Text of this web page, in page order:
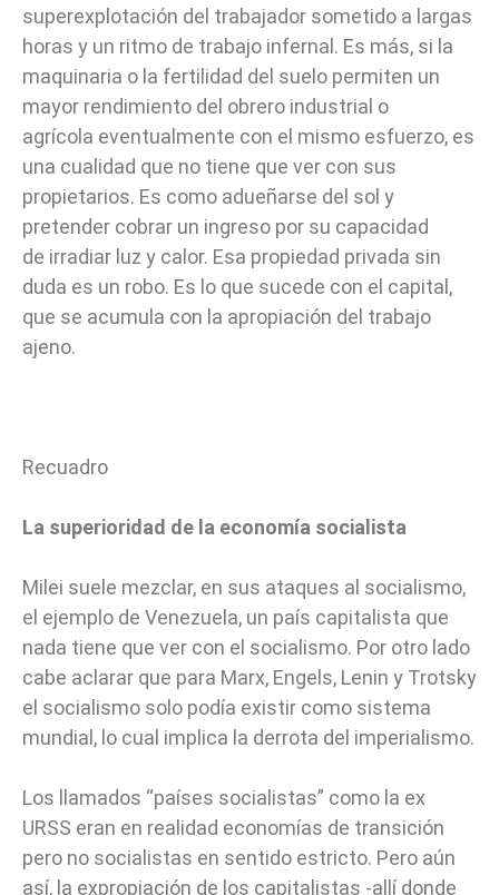
superexplotación del trabajador sometido a largas
horas y un ritmo de trabajo infernal. Es más, si la
maquinaria o la fertilidad del suelo permiten un
mayor rendimiento del obrero industrial o
agrícola eventualmente con el mismo esfuerzo, es
una cualidad que no tiene que ver con sus
propietarios. Es como adueñarse del sol y
pretender cobrar un ingreso por su capacidad
de irradiar luz y calor. Esa propiedad privada sin
duda es un robo. Es lo que sucede con el capital,
que se acumula con la apropiación del trabajo
ajeno.
Recuadro
La superioridad de la economía socialista
Milei suele mezclar, en sus ataques al socialismo,
el ejemplo de Venezuela, un país capitalista que
nada tiene que ver con el socialismo. Por otro lado
cabe aclarar que para Marx, Engels, Lenin y Trotsky
el socialismo solo podía existir como sistema
mundial, lo cual implica la derrota del imperialismo.
Los llamados “países socialistas” como la ex
URSS eran en realidad economías de transición
pero no socialistas en sentido estricto. Pero aún
así, la expropiación de los capitalistas -allí donde